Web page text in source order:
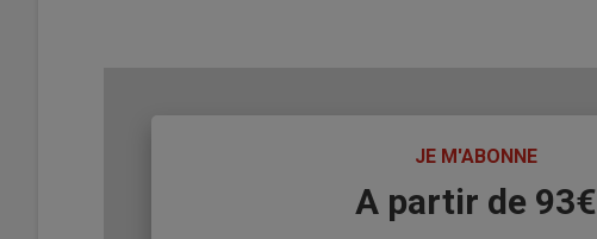
JE M'ABONNE
A partir de 93€